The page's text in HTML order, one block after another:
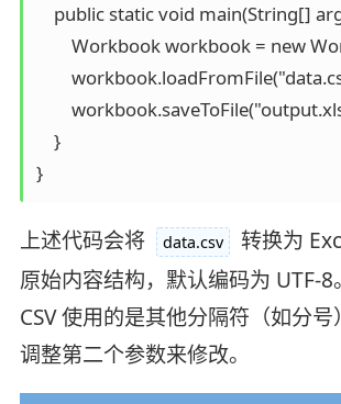
public static void main(String[]
Workbook workbook = new
    }
}
上述代码会将 data.csv
转换为
原始内容结构，默认编码为 UTF-8
CSV 使用的是其他分隔符（如分
调整第二个参数来修改。